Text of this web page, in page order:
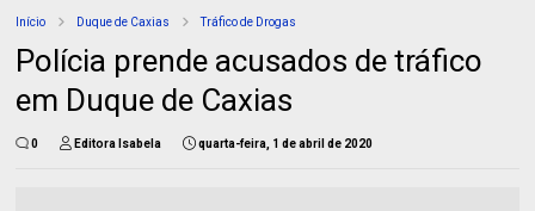
Início Duque de Caxias Tráfico de Drogas
Polícia prende acusados de tráfico
em Duque de Caxias
0 Editora Isabela quarta-feira, 1 de abril de 2020